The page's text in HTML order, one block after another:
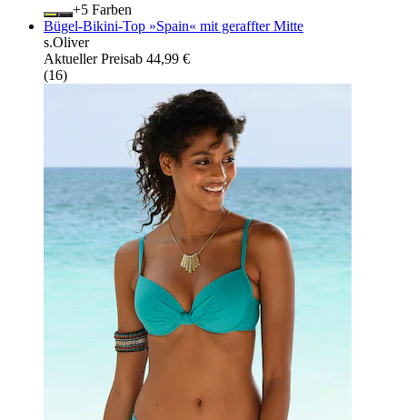
+
Farben
Bügel-Bikini-Top »Spain« mit geraffter Mitte
s.Oliver
Aktueller Preisab 44,99 €
(16)